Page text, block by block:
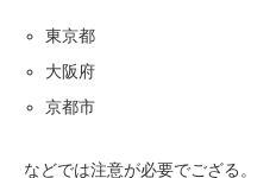
東京都
大阪府
京都市
などでは注意が必要でござる。